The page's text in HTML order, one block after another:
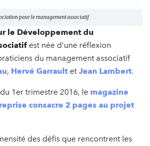
pour le management associatif
le Développement du
est née d’une réflexion
du management associatif
, Hervé Garrault et Jean Lambert.
1er trimestre 2016, le magazine
consacre 2 pages au projet
des défis que rencontrent les